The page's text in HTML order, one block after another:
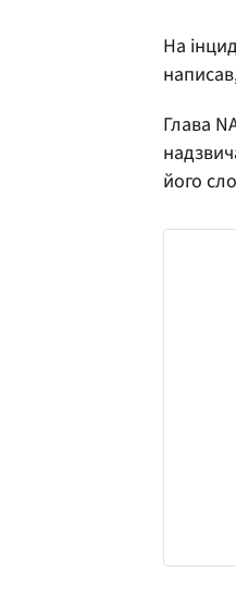
На
Глава
його